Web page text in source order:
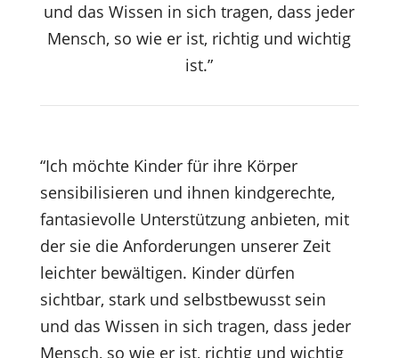
und das Wissen in sich tragen, dass jeder
Mensch, so wie er ist, richtig und wichtig
ist.”
“Ich möchte Kinder für ihre Körper
sensibilisieren und ihnen kindgerechte,
fantasievolle Unterstützung anbieten, mit
der sie die Anforderungen unserer Zeit
leichter bewältigen. Kinder dürfen
sichtbar, stark und selbstbewusst sein
und das Wissen in sich tragen, dass jeder
Mensch, so wie er ist, richtig und wichtig